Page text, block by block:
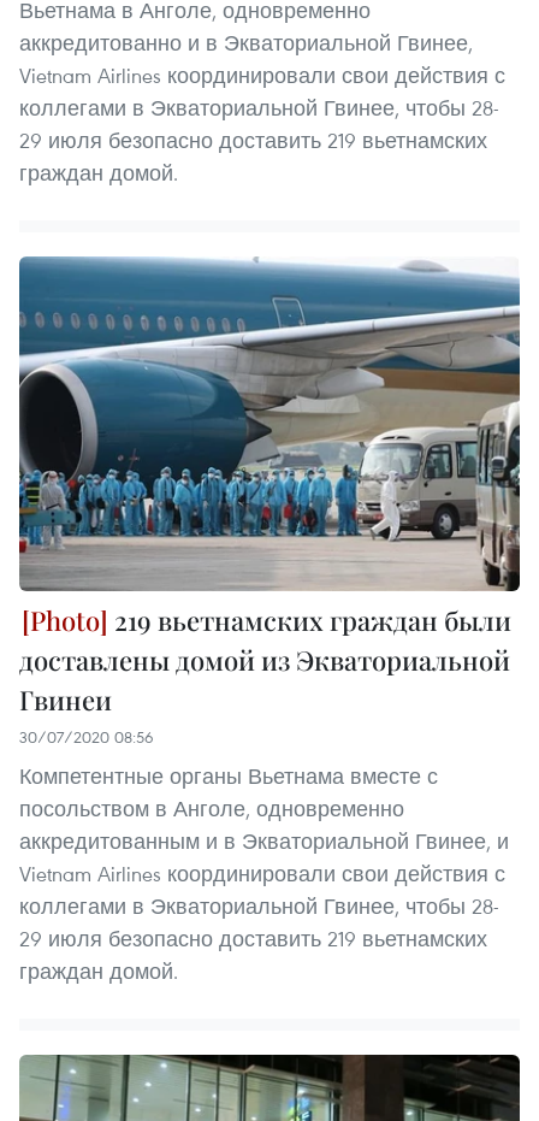
Вьетнама в Анголе, одновременно
аккредитованно и в Экваториальной Гвинее,
Vietnam Airlines координировали свои действия с
коллегами в Экваториальной Гвинее, чтобы 28-
29 июля безопасно доставить 219 вьетнамских
граждан домой.
219 вьетнамских граждан были
доставлены домой из Экваториальной
Гвинеи
30/07/2020 08:56
Компетентные органы Вьетнама вместе с
посольством в Анголе, одновременно
аккредитованным и в Экваториальной Гвинее, и
Vietnam Airlines координировали свои действия с
коллегами в Экваториальной Гвинее, чтобы 28-
29 июля безопасно доставить 219 вьетнамских
граждан домой.